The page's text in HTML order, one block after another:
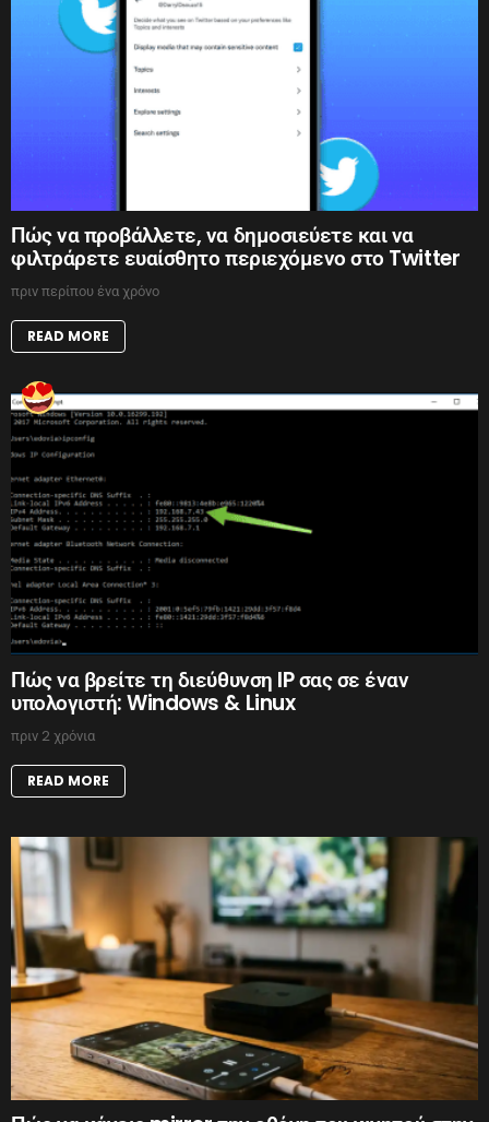
Πώς να προβάλλετε, να δημοσιεύετε και να
φιλτράρετε ευαίσθητο περιεχόμενο στο Twitter
πριν περίπου ένα χρόνο
READ MORE
Πώς να βρείτε τη διεύθυνση IP σας σε έναν
υπολογιστή: Windows & Linux
πριν 2 χρόνια
READ MORE